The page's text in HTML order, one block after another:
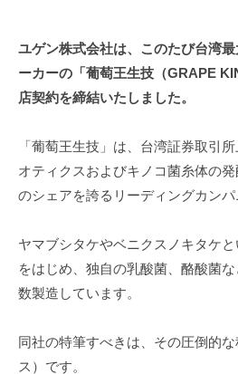
a
b
u
e
n
ユゲン株式会社は、このたび台湾
ーカーの「葡萄王生技（GRAPE
店契約を締結いたしました。
「葡萄王生技」は、台湾証券取引
オティクスおよびキノコ菌糸体の
のシェアを誇るリーディングカンパ
ヤマブシタケやベニクスノキタケ
をはじめ、独自の乳酸菌、酪酸菌
数製造しています。
同社の特筆すべきは、その圧倒的
ス）です。